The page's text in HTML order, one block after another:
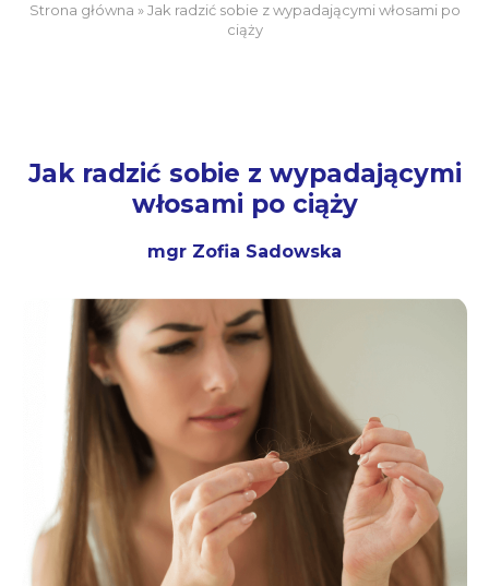
Strona główna »Jak radzić sobie z wypadającymi włosami po
ciąży
Jak radzić sobie z wypadającymi
włosami po ciąży
mgr Zofia Sadowska